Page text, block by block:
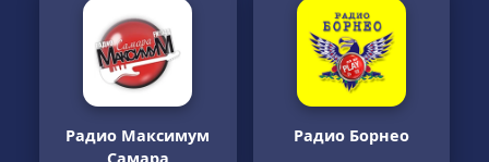
Радио Максимум
Радио Борнео